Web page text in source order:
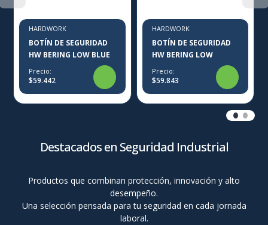
HARDWORK
BOTÍN DE SEGURIDAD
HW BERING LOW BLUE
Precio:
$59.442
HARDWORK
BOTÍN DE SEGURIDAD
HW BERING LOW
Precio:
$59.843
Destacados en Seguridad Industrial
Productos que combinan protección, innovación y alto
desempeño.
Una selección pensada para tu seguridad en cada jornada
laboral.